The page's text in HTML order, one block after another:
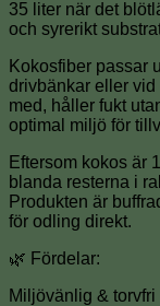
35 liter när det
och syrerikt
Kokosfiber passar
drivbänkar eller vid
med, håller fukt
optimal miljö för
Eftersom kokos är
blanda resterna i
Produkten är
för odling direkt.
🌿 Fördelar:
Miljövänlig & torvfri